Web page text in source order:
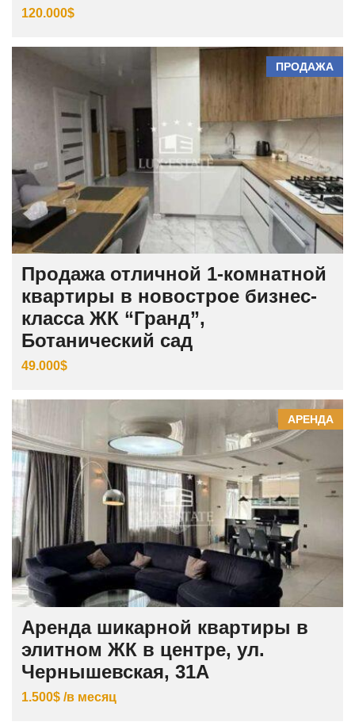
120.000$
ПРОДАЖА
Продажа отличной 1-комнатной
квартиры в новострое бизнес-
класса ЖК “Гранд”,
Ботанический сад
49.000$
АРЕНДА
Аренда шикарной квартиры в
элитном ЖК в центре, ул.
Чернышевская, 31А
1.500$ /в месяц